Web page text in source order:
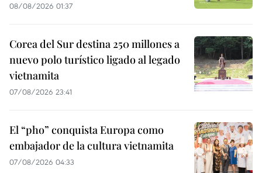
08/08/2026 01:37
Corea del Sur destina 250 millones a
nuevo polo turístico ligado al legado
vietnamita
07/08/2026 23:41
El “pho” conquista Europa como
embajador de la cultura vietnamita
07/08/2026 04:33